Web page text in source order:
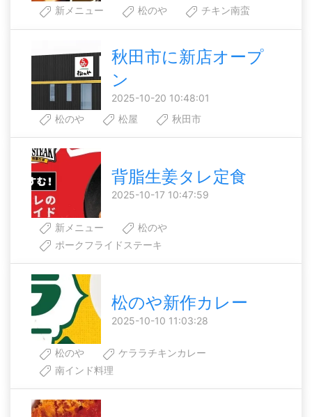
新メニュー 松のや チキン南蛮
秋田市に新店オープ
ン
2025-10-20 10:48:01
松のや
松屋 秋田市
背脂生姜タレ定食
2025-10-17 10:47:59
新メニュー
松のや
ポークフライドステーキ
松のや新作カレー
2025-10-10 11:03:28
松のや
ケララチキンカレー
南インド料理